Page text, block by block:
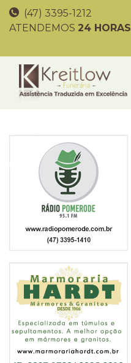
(47) 3395-1212
ATENDEMOS 24 HORAS